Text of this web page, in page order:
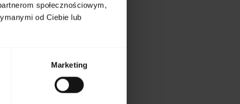
społecznościowym,
od Ciebie lub
Marketing